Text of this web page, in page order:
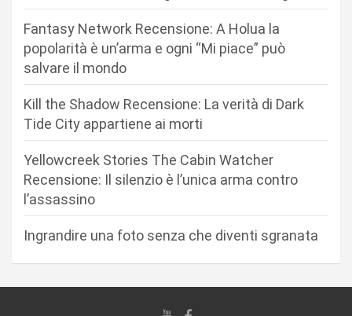
Fantasy Network Recensione: A Holua la
popolarità è un’arma e ogni “Mi piace” può
salvare il mondo
Kill the Shadow Recensione: La verità di Dark
Tide City appartiene ai morti
Yellowcreek Stories The Cabin Watcher
Recensione: Il silenzio è l’unica arma contro
l’assassino
Ingrandire una foto senza che diventi sgranata